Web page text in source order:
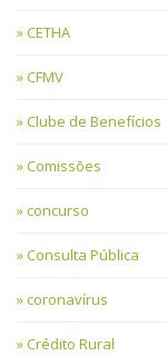
CETHA
CFMV
Clube de Benefícios
Comissões
concurso
Consulta Pública
coronavírus
Crédito Rural